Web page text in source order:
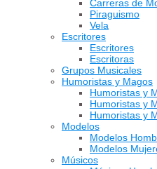
Carreras de
Piraguismo
Vela
Escritores
Escritores
Escritoras
Grupos Musicales
Humoristas y Magos
Humoristas y
Humoristas y
Humoristas y
Modelos
Modelos
Modelos
Músicos